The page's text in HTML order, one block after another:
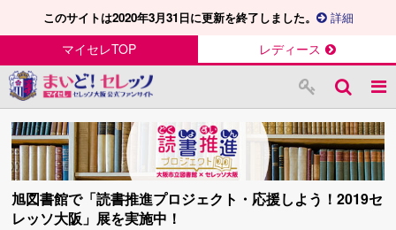
このサイトは2020年3月31日に更新を終了しました。 詳細
マイセレTOP レディース
旭図書館で「読書推進プロジェクト・応援しよう！2019セ
レッソ大阪」展を実施中！